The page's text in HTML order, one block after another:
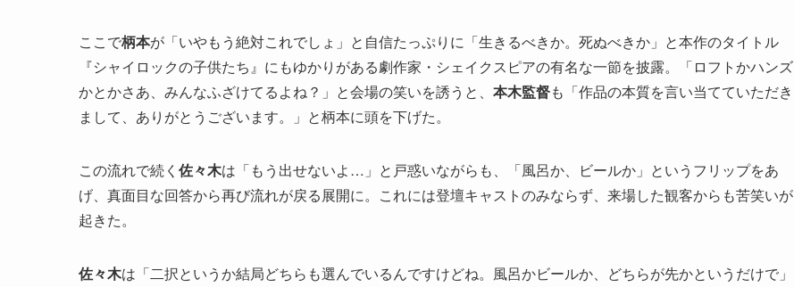
ここで柄本が「いやもう絶対これでしょ」と自信たっぷりに「生きるべきか。死ぬべきか」と本作のタイトル
『シャイロックの子供たち』にもゆかりがある劇作家・シェイクスピアの有名な一節を披露。「ロフトかハンズ
かとかさあ、みんなふざけてるよね？」と会場の笑いを誘うと、 本木監督も「作品の本質を言い当てていただき
まして、ありがとうございます。」と柄本に頭を下げた。
この流れで続く 佐々木は「もう出せないよ…」と戸惑いながらも、「風呂か、ビールか」というフリップをあ
げ、真面目な回答から再び流れが戻る展開に。これには登壇キャストのみならず、来場した観客からも苦笑いが
起きた。
佐々木は「二択というか結局どちらも選んでいるんですけどね。風呂かビールか、どちらが先かというだけで」